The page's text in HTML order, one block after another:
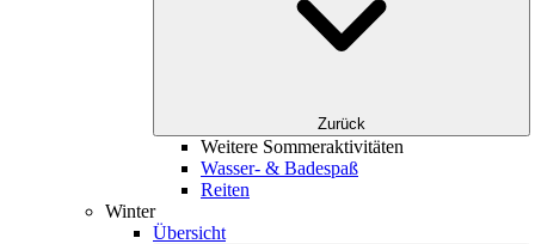
Zurück
Weitere Sommeraktivitäten
Wasser- & Badespaß
Reiten
Winter
Übersicht